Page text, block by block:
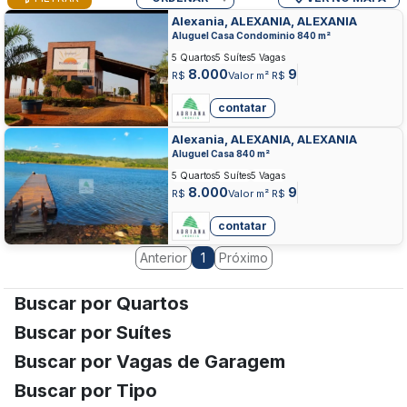
Alexania, ALEXANIA, ALEXANIA
Aluguel Casa Condominio 840 m²
R$ 8.000Valor m² R$ 9
5 Quartos5 Suítes5 Vagas
contatar
Alexania, ALEXANIA, ALEXANIA
Aluguel Casa 840 m²
R$ 8.000Valor m² R$ 9
5 Quartos5 Suítes5 Vagas
contatar
Anterior 1 Próximo
Buscar por Quartos
Buscar por Suítes
Buscar por Vagas de Garagem
Buscar por Tipo